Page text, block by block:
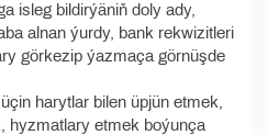
isleg bildirýäniň doly ady,
alnan ýurdy, bank rekwizitleri
görkezip ýazmaça görnüşde
harytlar bilen üpjün etmek,
hyzmatlary etmek boýunça